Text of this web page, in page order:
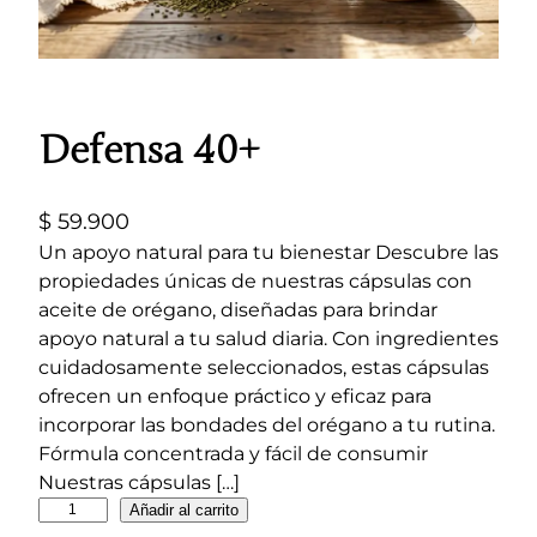
Defensa 40+
$ 59.900
Un apoyo natural para tu bienestar Descubre las
propiedades únicas de nuestras cápsulas con
aceite de orégano, diseñadas para brindar
apoyo natural a tu salud diaria. Con ingredientes
cuidadosamente seleccionados, estas cápsulas
ofrecen un enfoque práctico y eficaz para
incorporar las bondades del orégano a tu rutina.
Fórmula concentrada y fácil de consumir
Nuestras cápsulas […]
Añadir al carrito